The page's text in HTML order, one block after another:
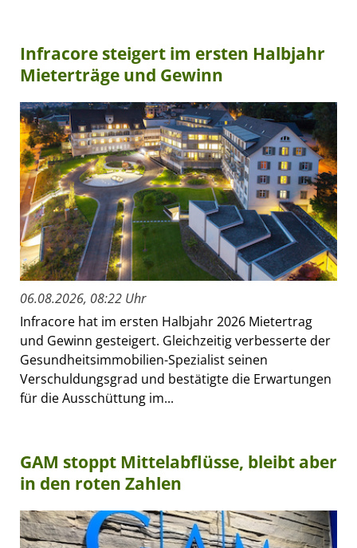
Infracore steigert im ersten Halbjahr
Mieterträge und Gewinn
06.08.2026, 08:22 Uhr
Infracore hat im ersten Halbjahr 2026 Mietertrag
und Gewinn gesteigert. Gleichzeitig verbesserte der
Gesundheitsimmobilien-Spezialist seinen
Verschuldungsgrad und bestätigte die Erwartungen
für die Ausschüttung im...
GAM stoppt Mittelabflüsse, bleibt aber
in den roten Zahlen